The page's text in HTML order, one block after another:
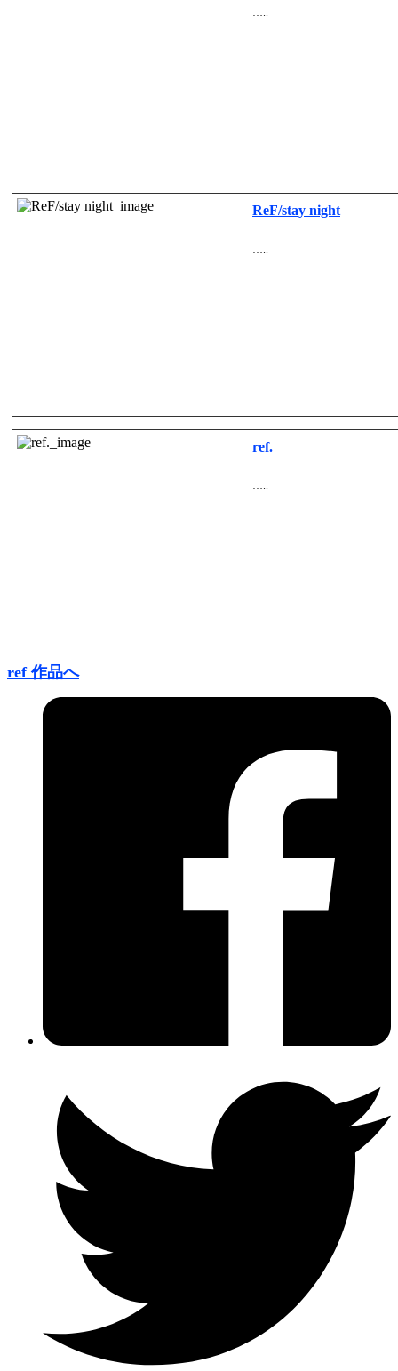
…..
ReF/stay night
…..
ref.
…..
ref 作品へ